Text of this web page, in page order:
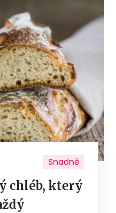
Snadné
chléb, který